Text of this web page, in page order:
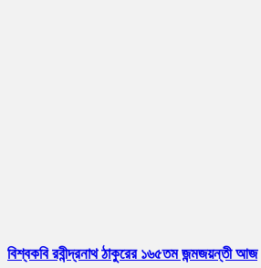
বিশ্বকবি রবীন্দ্রনাথ ঠাকুরের ১৬৫তম জন্মজয়ন্তী আজ